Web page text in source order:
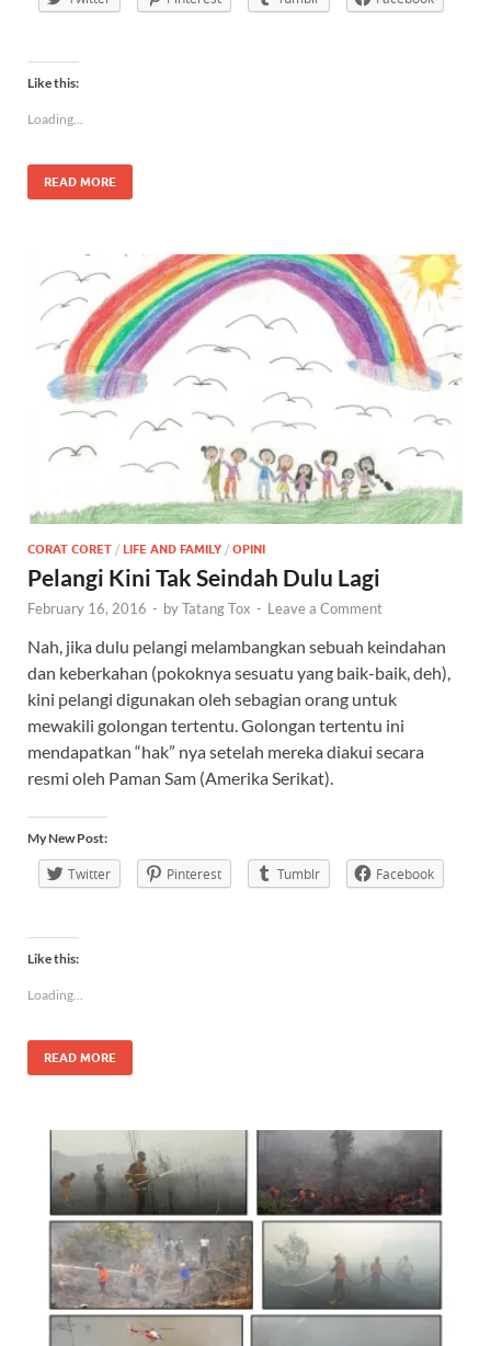
Like this:
Loading...
READ MORE
CORAT CORET / LIFE AND FAMILY / OPINI
Pelangi Kini Tak Seindah Dulu Lagi
February 16, 2016 - byTatang Tox - Leave a Comment
Nah, jika dulu pelangi melambangkan sebuah keindahan
dan keberkahan (pokoknya sesuatu yang baik-baik, deh),
kini pelangi digunakan oleh sebagian orang untuk
mewakili golongan tertentu. Golongan tertentu ini
mendapatkan “hak” nya setelah mereka diakui secara
resmi oleh Paman Sam (Amerika Serikat).
My New Post:
Twitter Pinterest Tumblr Facebook
Like this:
Loading...
READ MORE